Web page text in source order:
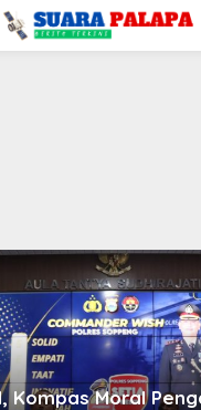
Kompas Moral